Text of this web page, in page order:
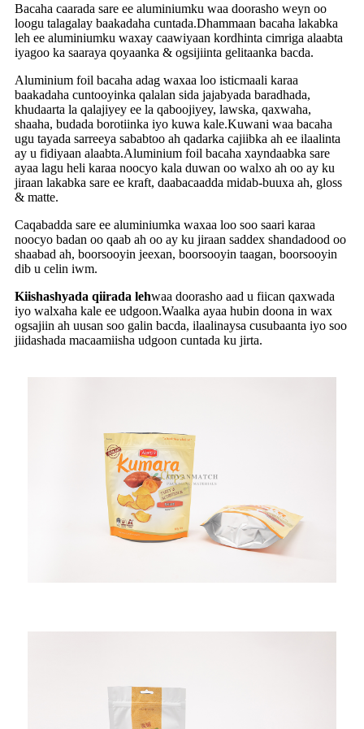
Bacaha caarada sare ee aluminiumku waa doorasho weyn oo
loogu talagalay baakadaha cuntada.Dhammaan bacaha lakabka
leh ee aluminiumku waxay caawiyaan kordhinta cimriga alaabta
iyagoo ka saaraya qoyaanka & ogsijiinta gelitaanka bacda.
Aluminium foil bacaha adag waxaa loo isticmaali karaa
baakadaha cuntooyinka qalalan sida jajabyada baradhada,
khudaarta la qalajiyey ee la qaboojiyey, lawska, qaxwaha,
shaaha, budada borotiinka iyo kuwa kale.Kuwani waa bacaha
ugu tayada sarreeya sababtoo ah qadarka cajiibka ah ee ilaalinta
ay u fidiyaan alaabta.Aluminium foil bacaha xayndaabka sare
ayaa lagu heli karaa noocyo kala duwan oo walxo ah oo ay ku
jiraan lakabka sare ee kraft, daabacaadda midab-buuxa ah, gloss
& matte.
Caqabadda sare ee aluminiumka waxaa loo soo saari karaa
noocyo badan oo qaab ah oo ay ku jiraan saddex shandadood oo
shaabad ah, boorsooyin jeexan, boorsooyin taagan, boorsooyin
dib u celin iwm.
Kiishashyada qiirada lehwaa doorasho aad u fiican qaxwada
iyo walxaha kale ee udgoon.Waalka ayaa hubin doona in wax
ogsajiin ah uusan soo galin bacda, ilaalinaysa cusubaanta iyo soo
jiidashada macaamiisha udgoon cuntada ku jirta.